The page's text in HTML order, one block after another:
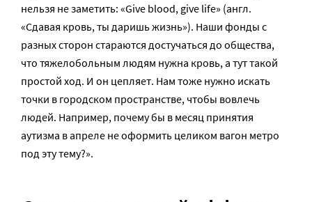
нельзя не заметить: «Give blood, give life» (англ.
«Сдавая кровь, ты даришь жизнь»). Наши фонды с
разных сторон стараются достучаться до общества,
что тяжелобольным людям нужна кровь, а тут такой
простой ход. И он цепляет. Нам тоже нужно искать
точки в городском пространстве, чтобы вовлечь
людей. Например, почему бы в месяц принятия
аутизма в апреле не оформить целиком вагон метро
под эту тему?».